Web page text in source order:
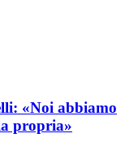
«Noi abbiamo
propria»